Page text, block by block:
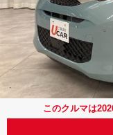
このクルマは